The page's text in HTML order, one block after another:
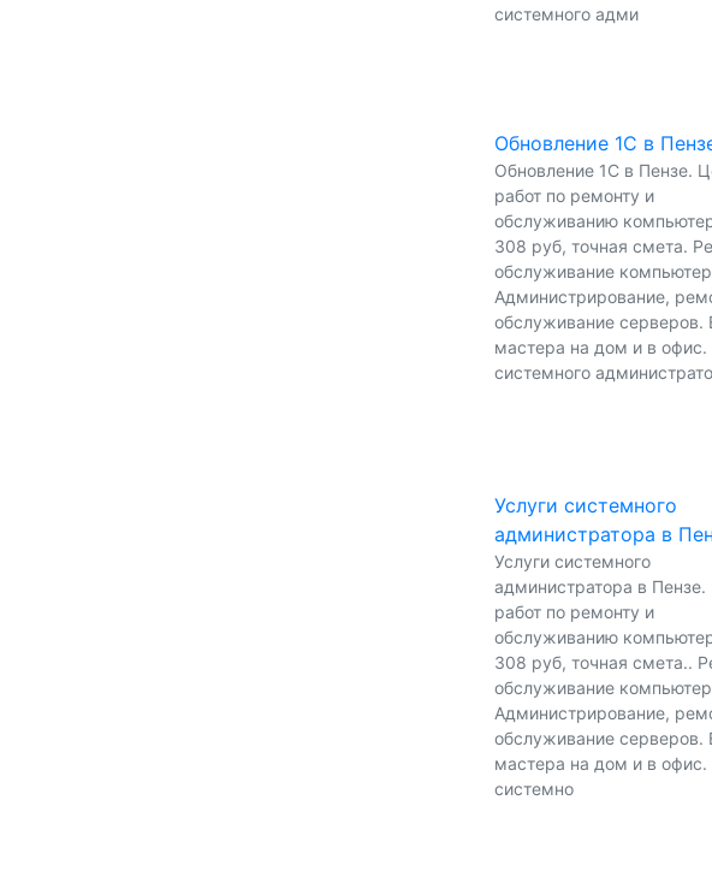
системного адми
Обновление 1С в
Обновление 1С в Пензе.
работ по ремонту и
обслуживанию
308 руб, точная смета.
обслуживание
Администрирование,
обслуживание серверов.
мастера на дом и в офис.
системного
Услуги системного
администратора в
Услуги системного
администратора в Пензе.
работ по ремонту и
обслуживанию
308 руб, точная смета..
обслуживание
Администрирование,
обслуживание серверов.
мастера на дом и в офис.
системно